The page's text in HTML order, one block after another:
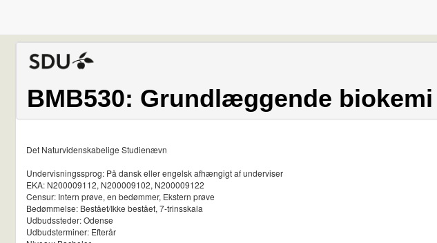
BMB530: Grundlæggende biokemi
Det Naturvidenskabelige Studienævn
Undervisningssprog: På dansk eller engelsk afhængigt af underviser
EKA: N200009112, N200009102, N200009122
Censur: Intern prøve, en bedømmer, Ekstern prøve
Bedømmelse: Bestået/Ikke bestået, 7-trinsskala
Udbudssteder: Odense
Udbudsterminer: Efterår